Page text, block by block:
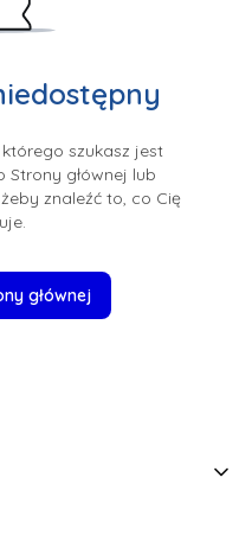
szukasz jest
Strony głównej lub
znaleźć to, co Cię
głównej